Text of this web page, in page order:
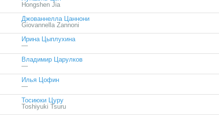
Hongshen Jia
Джованнелла Цаннони
Giovannella Zannoni
Ирина Цыплухина
—
Владимир Царулков
—
Илья Цофин
—
Тосиюки Цуру
Toshiyuki Tsuru